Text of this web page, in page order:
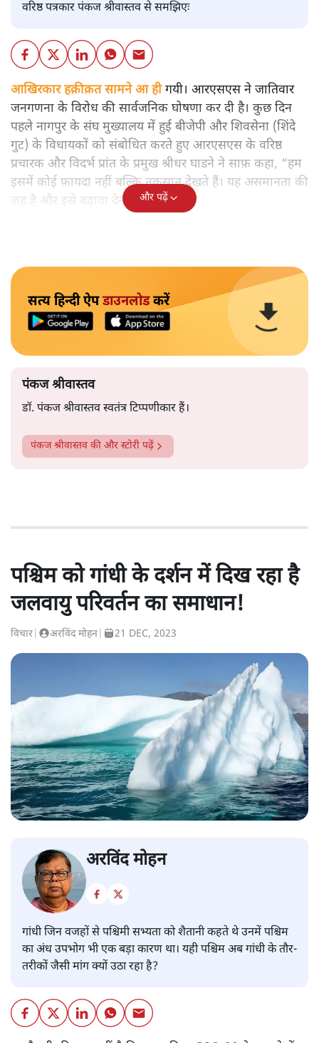
वरिष्ठ पत्रकार पंकज श्रीवास्तव से समझिएः
आखिरकार हक़ीक़त सामने आ हीगयी। आरएसएस ने जातिवार
जनगणना के विरोध की सार्वजनिक घोषणा कर दी है। कुछ दिन
पहले नागपुर के संघ मुख्यालय में हुई बीजेपी और शिवसेना (शिंदे
गुट) के विधायकों को संबोधित करते हुए आरएसएस के वरिष्ठ
प्रचारक और विदर्भ प्रांत के प्रमुख श्रीधर घाडने ने साफ़ कहा, “हम
इसमें कोई फ़ायदा नहीं बल्कि नुकसान देखते हैं। यह असमानता की
जड़ है और इसे बढ़ावा देना उचित नहीं है।”
और पढ़ें
सत्य हिन्दी ऐपडाउनलोडकरें
पंकज श्रीवास्तव
डॉ. पंकज श्रीवास्तव स्वतंत्र टिप्पणीकार हैं।
पंकज श्रीवास्तव की और स्टोरी पढ़ें
पश्चिम को गांधी के दर्शन में दिख रहा है
जलवायु परिवर्तन का समाधान!
विचार अरविंद मोहन 21 DEC, 2023
अरविंद मोहन
गांधी जिन वजहों से पश्चिमी सभ्यता को शैतानी कहते थे उनमें पश्चिम
का अंध उपभोग भी एक बड़ा कारण था। यही पश्चिम अब गांधी के तौर-
तरीकों जैसी मांग क्यों उठा रहा है?